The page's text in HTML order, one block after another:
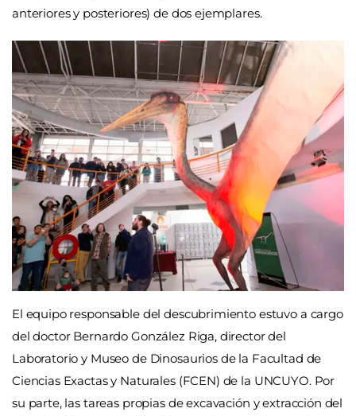
anteriores y posteriores) de dos ejemplares.
El equipo responsable del descubrimiento estuvo a cargo
del doctor Bernardo González Riga, director del
Laboratorio y Museo de Dinosaurios de la Facultad de
Ciencias Exactas y Naturales (FCEN) de la UNCUYO. Por
su parte, las tareas propias de excavación y extracción del